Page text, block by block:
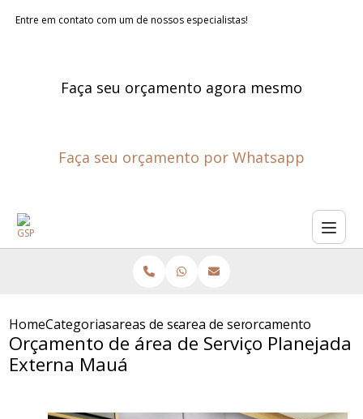
Entre em contato com um de nossos especialistas!
Faça seu orçamento agora mesmo
Faça seu orçamento por Whatsapp
HomeCategoriasareas de servico planejadas
area de servico sob medida
orcamento de
Orçamento de área de Serviço Planejada
Externa Mauá